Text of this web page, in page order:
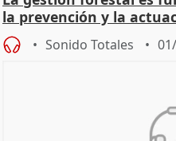
la prevención y la
Sonido Totales